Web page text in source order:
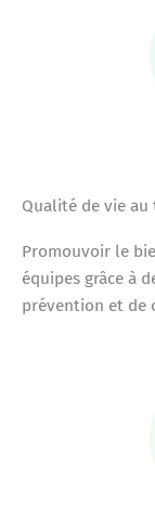
Qualité de vie au
Promouvoir le
équipes grâce à
prévention et de